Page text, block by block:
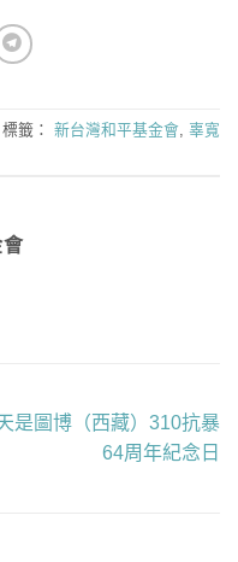
標籤： 新台灣和平基金會 辜寬
是圖博（西藏）310抗暴
64周年紀念日